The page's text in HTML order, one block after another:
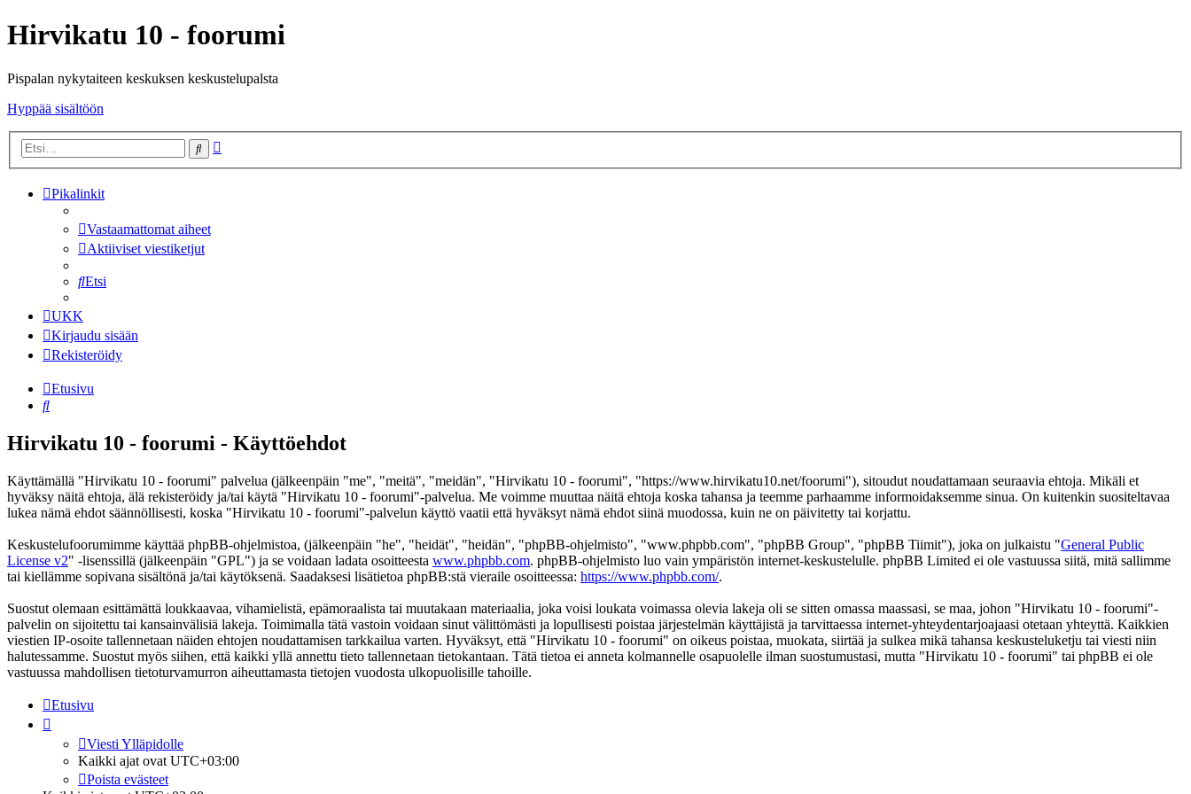
Hirvikatu 10 - foorumi
Pispalan nykytaiteen keskuksen keskustelupalsta
Hyppää sisältöön
Etsi
Pikalinkit
Vastaamattomat aiheet
Aktiiviset viestiketjut
Etsi
UKK
Kirjaudu sisään
Rekisteröidy
Etusivu
Etsi
Hirvikatu 10 - foorumi - Käyttöehdot
Käyttämällä "Hirvikatu 10 - foorumi" palvelua (jälkeenpäin "me", "meitä", "meidän", "Hirvikatu 10 - foorumi", "https://www.hirvikatu10.net/foorumi"), sitoudut noudattamaan seuraavia ehtoja. Mikäli et
hyväksy näitä ehtoja, älä rekisteröidy ja/tai käytä "Hirvikatu 10 - foorumi"-palvelua. Me voimme muuttaa näitä ehtoja koska tahansa ja teemme parhaamme informoidaksemme sinua. On kuitenkin suositeltavaa
lukea nämä ehdot säännöllisesti, koska "Hirvikatu 10 - foorumi"-palvelun käyttö vaatii että hyväksyt nämä ehdot siinä muodossa, kuin ne on päivitetty tai korjattu.
Keskustelufoorumimme käyttää phpBB-ohjelmistoa, (jälkeenpäin "he", "heidät", "heidän", "phpBB-ohjelmisto", "www.phpbb.com", "phpBB Group", "phpBB Tiimit"), joka on julkaistu "General Public
License v2" -lisenssillä (jälkeenpäin "GPL") ja se voidaan ladata osoitteesta www.phpbb.com. phpBB-ohjelmisto luo vain ympäristön internet-keskustelulle. phpBB Limited ei ole vastuussa siitä, mitä sallimme
tai kiellämme sopivana sisältönä ja/tai käytöksenä. Saadaksesi lisätietoa phpBB:stä vieraile osoitteessa: https://www.phpbb.com/.
Suostut olemaan esittämättä loukkaavaa, vihamielistä, epämoraalista tai muutakaan materiaalia, joka voisi loukata voimassa olevia lakeja oli se sitten omassa maassasi, se maa, johon "Hirvikatu 10 - foorumi"-
palvelin on sijoitettu tai kansainvälisiä lakeja. Toimimalla tätä vastoin voidaan sinut välittömästi ja lopullisesti poistaa järjestelmän käyttäjistä ja tarvittaessa internet-yhteydentarjoajaasi otetaan yhteyttä. Kaikkien
viestien IP-osoite tallennetaan näiden ehtojen noudattamisen tarkkailua varten. Hyväksyt, että "Hirvikatu 10 - foorumi" on oikeus poistaa, muokata, siirtää ja sulkea mikä tahansa keskusteluketju tai viesti niin
halutessamme. Suostut myös siihen, että kaikki yllä annettu tieto tallennetaan tietokantaan. Tätä tietoa ei anneta kolmannelle osapuolelle ilman suostumustasi, mutta "Hirvikatu 10 - foorumi" tai phpBB ei ole
vastuussa mahdollisen tietoturvamurron aiheuttamasta tietojen vuodosta ulkopuolisille tahoille.
Etusivu
Viesti Ylläpidolle
Kaikki ajat ovat UTC+03:00
Poista evästeet